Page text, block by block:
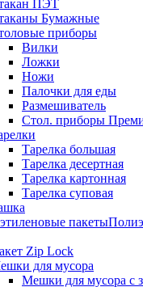
ПЭТ
Бумажные
приборы
Вилки
Ложки
Ножи
Палочки для еды
Размешиватель
Стол. приборы
Тарелка большая
Тарелка десертная
Тарелка картонная
Тарелка суповая
Zip Lock
для мусора
Мешки для мусора с